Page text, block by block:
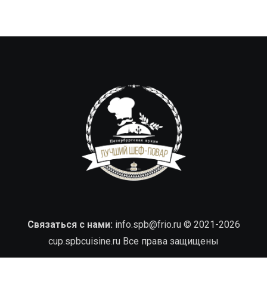
Связаться с нами: info.spb@frio.ru© 2021-2026
cup.spbcuisine.ru Все права защищены